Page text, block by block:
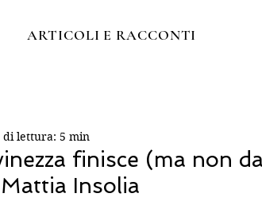
ARTICOLI E RACCONTI
finisce (ma non
Insolia
di lettura: 5 min